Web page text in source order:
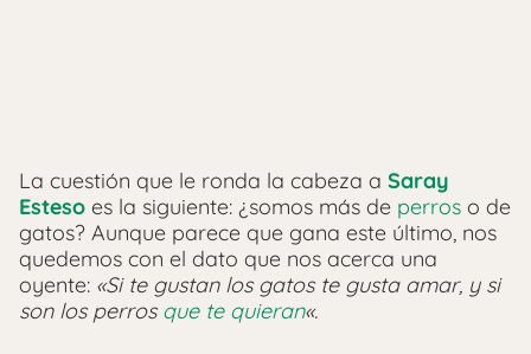
La cuestión que le ronda la cabeza a Saray
Esteso es la siguiente: ¿somos más de perros o de
gatos? Aunque parece que gana este último, nos
quedemos con el dato que nos acerca una
oyente: «Si te gustan los gatos te gusta amar, y si
son los perrosque te quieran«.